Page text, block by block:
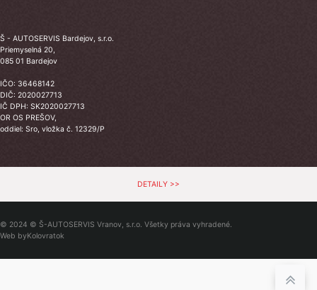
Š - AUTOSERVIS Bardejov, s.r.o.
Priemyselná 20,
085 01 Bardejov
IČO: 36468142
DIČ: 2020027713
IČ DPH: SK2020027713
OR OS PREŠOV,
oddiel: Sro, vložka č. 12329/P
DETAILY >>
© 2024 © Š-AUTOSERVIS Vranov, s.r.o. Všetky práva vyhradené.
Web byKolovratok